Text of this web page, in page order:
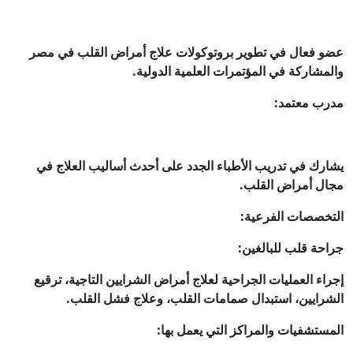
عضو فعال في تطوير بروتوكولات علاج أمراض القلب في مصر
والمشاركة في المؤتمرات العلمية الدولية.
مدرب معتمد:
يشارك في تدريب الأطباء الجدد على أحدث أساليب العلاج في
مجال أمراض القلب.
التخصصات الفرعية:
جراحة قلب للبالغين:
إجراء العمليات الجراحية لعلاج أمراض الشرايين التاجية، ترقيع
الشرايين، استبدال صمامات القلب، وعلاج فشل القلب.
المستشفيات والمراكز التي يعمل بها: